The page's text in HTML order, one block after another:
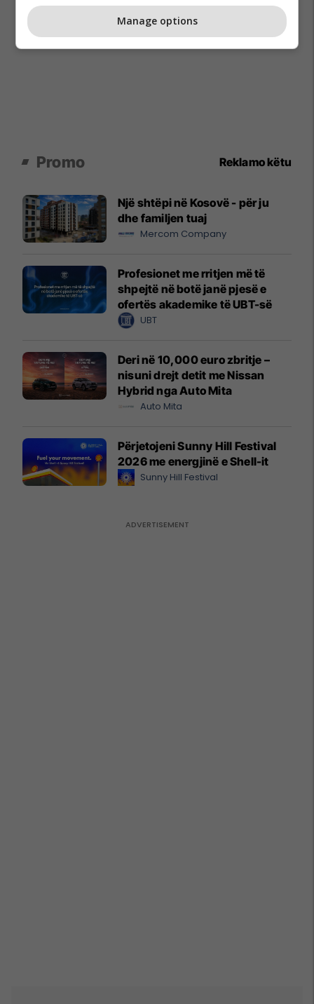
Promo Reklamo këtu
Një shtëpi në Kosovë - për ju
dhe familjen tuaj
Mercom Company
Profesionet me rritjen më të
shpejtë në botë janë pjesë e
ofertës akademike të UBT-së
UBT
Deri në 10,000 euro zbritje –
nisuni drejt detit me Nissan
Hybrid nga Auto Mita
Auto Mita
Përjetojeni Sunny Hill Festival
2026 me energjinë e Shell-it
Sunny Hill Festival
Manage options